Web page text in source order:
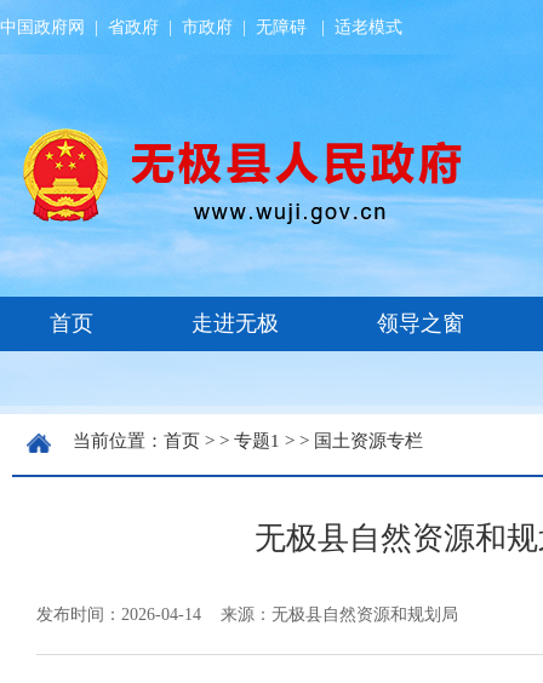
中国政府网 省政府 市政府 无障碍 适老模式
当前位置： 首页 > > 专题1 > > 国土资源专栏
无极县自然资源和
发布时间：2026-04-14 来源：无极县自然资源和规划局